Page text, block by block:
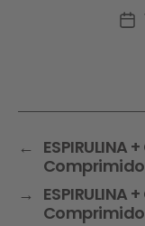
← ESPIRULINA
→ ESPIRULINA